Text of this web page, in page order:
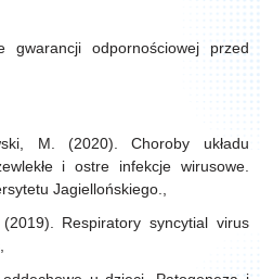
gwarancji odpornościowej przed
M. (2020). Choroby układu
i ostre infekcje wirusowe.
Jagiellońskiego.,
Respiratory syncytial virus